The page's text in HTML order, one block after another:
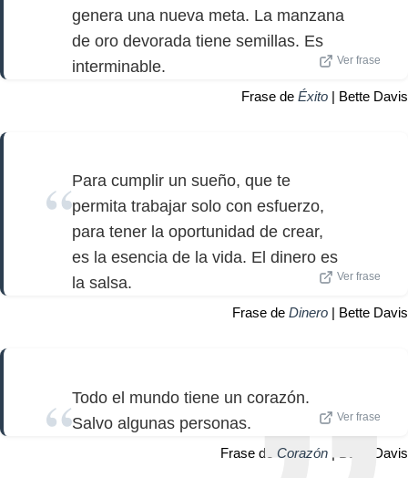
genera una nueva meta. La manzana
de oro devorada tiene semillas. Es
interminable.
Ver frase
Frase de Éxito | Bette Davis
Para cumplir un sueño, que te
permita trabajar solo con esfuerzo,
para tener la oportunidad de crear,
es la esencia de la vida. El dinero es
la salsa.
Ver frase
Frase de Dinero | Bette Davis
Todo el mundo tiene un corazón.
Salvo algunas personas.
Ver frase
Frase de Corazón | Bette Davis